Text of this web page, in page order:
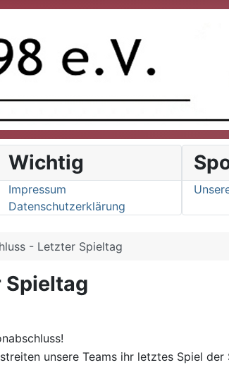
Wichtig
Impressum
Datenschutzerklärung
- Letzter Spieltag
unsere Teams ihr letztes Spiel der